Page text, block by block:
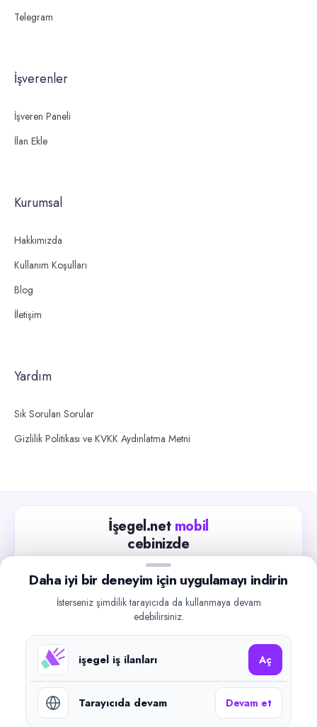
Telegram
İşverenler
İşveren Paneli
İlan Ekle
Kurumsal
Hakkımızda
Kullanım Koşulları
Blog
İletişim
Yardım
Sık Sorulan Sorular
Gizlilik Politikası ve KVKK Aydınlatma Metni
İşegel.net mobil
cebinizde
Güncel iş ilanlarını takip edin, işverenlerle hızlıca
iletişime geçin.
Google Play
©2026işegel.net. Tüm hakları saklıdır.
Daha iyi bir deneyim için uygulamayı indirin
İsterseniz şimdilik tarayıcıda da kullanmaya devam
edebilirsiniz.
işegel iş ilanları Aç
Tarayıcıda devam Devam et